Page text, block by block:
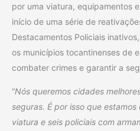
por uma viatura, equipamentos
início de uma série de
Destacamentos Policiais
os municípios tocantinenses de
combater crimes e garantir a
“Nós queremos cidades
seguras. É por isso que
viatura e seis policiais com